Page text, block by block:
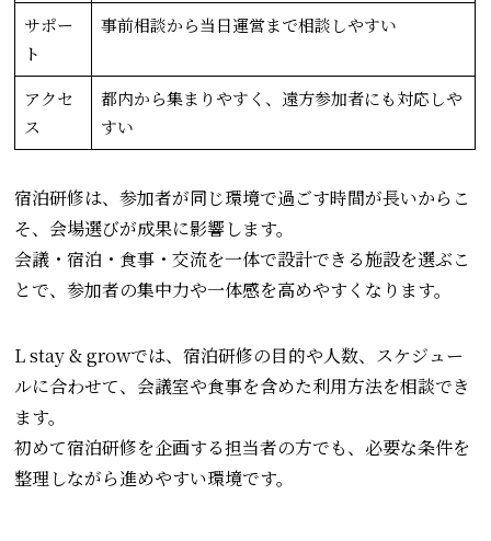
サポー
ト
事前相談から当日運営まで相談しやすい
アクセ
ス
都内から集まりやすく、遠方参加者にも対応しや
すい
宿泊研修は、参加者が同じ環境で過ごす時間が長いからこ
そ、会場選びが成果に影響します。
会議・宿泊・食事・交流を一体で設計できる施設を選ぶこ
とで、参加者の集中力や一体感を高めやすくなります。
L stay & growでは、宿泊研修の目的や人数、スケジュー
ルに合わせて、会議室や食事を含めた利用方法を相談でき
ます。
初めて宿泊研修を企画する担当者の方でも、必要な条件を
整理しながら進めやすい環境です。